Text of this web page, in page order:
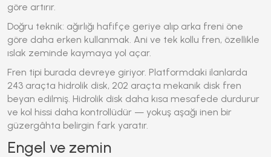
göre artırır.
Doğru teknik: ağırlığı hafifçe geriye alıp arka freni öne
göre daha erken kullanmak. Ani ve tek kollu fren, özellikle
ıslak zeminde kaymaya yol açar.
Fren tipi burada devreye giriyor. Platformdaki ilanlarda
243 araçta hidrolik disk, 202 araçta mekanik disk fren
beyan edilmiş. Hidrolik disk daha kısa mesafede durdurur
ve kol hissi daha kontrollüdür — yokuş aşağı inen bir
güzergâhta belirgin fark yaratır.
Engel ve zemin